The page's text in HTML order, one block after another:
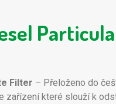
Filter – Přeloženo do
zařízení které slouží k